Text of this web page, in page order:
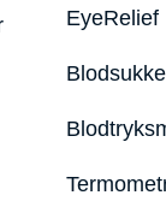
EyeRelief